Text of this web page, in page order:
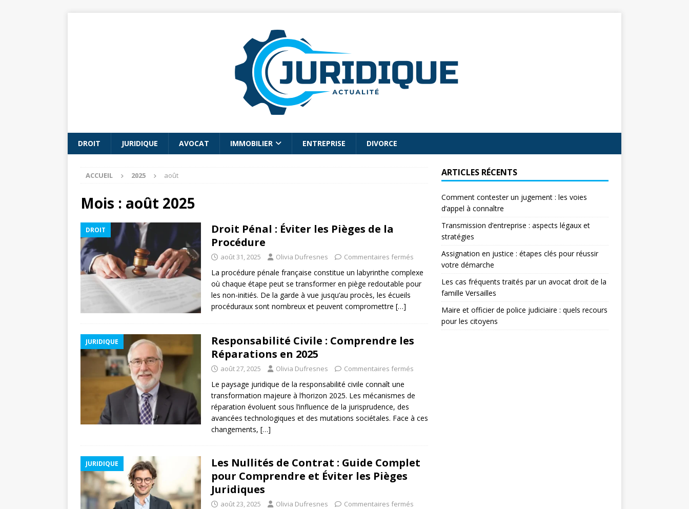
DROIT JURIDIQUE AVOCAT IMMOBILIER ENTREPRISE DIVORCE
ACCUEIL 2025 août
Mois : août 2025
DROIT
Droit Pénal : Éviter les Pièges de la
Procédure
août 31, 2025 Olivia Dufresnes Commentaires fermés
La procédure pénale française constitue un labyrinthe complexe
où chaque étape peut se transformer en piège redoutable pour
les non-initiés. De la garde à vue jusqu’au procès, les écueils
procéduraux sont nombreux et peuvent compromettre […]
JURIDIQUE
Responsabilité Civile : Comprendre les
Réparations en 2025
août 27, 2025 Olivia Dufresnes Commentaires fermés
Le paysage juridique de la responsabilité civile connaît une
transformation majeure à l’horizon 2025. Les mécanismes de
réparation évoluent sous l’influence de la jurisprudence, des
avancées technologiques et des mutations sociétales. Face à ces
changements, […]
JURIDIQUE
Les Nullités de Contrat : Guide Complet
pour Comprendre et Éviter les Pièges
Juridiques
août 23, 2025 Olivia Dufresnes Commentaires fermés
ARTICLES RÉCENTS
Comment contester un jugement : les voies
d’appel à connaître
Transmission d’entreprise : aspects légaux et
stratégies
Assignation en justice : étapes clés pour réussir
votre démarche
Les cas fréquents traités par un avocat droit de la
famille Versailles
Maire et officier de police judiciaire : quels recours
pour les citoyens